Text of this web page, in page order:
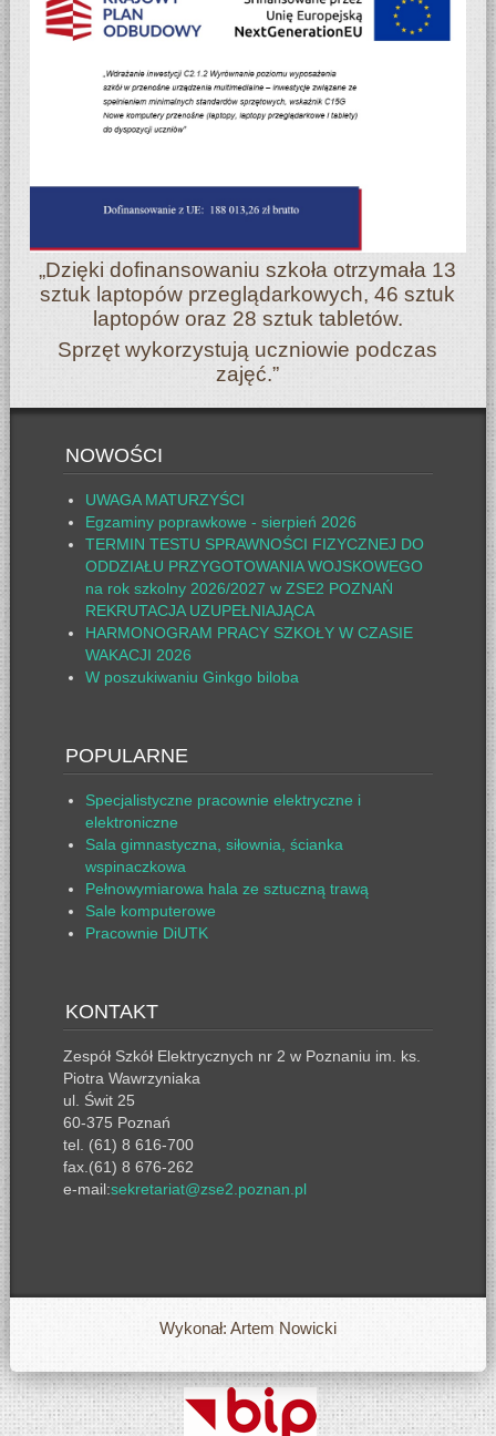
„Dzięki dofinansowaniu szkoła otrzymała 13
sztuk laptopów przeglądarkowych, 46 sztuk
laptopów oraz 28 sztuk tabletów.
Sprzęt wykorzystują uczniowie podczas
zajęć.”
NOWOŚCI
UWAGA MATURZYŚCI
Egzaminy poprawkowe - sierpień 2026
TERMIN TESTU SPRAWNOŚCI FIZYCZNEJ DO
ODDZIAŁU PRZYGOTOWANIA WOJSKOWEGO
na rok szkolny 2026/2027 w ZSE2 POZNAŃ
REKRUTACJA UZUPEŁNIAJĄCA
HARMONOGRAM PRACY SZKOŁY W CZASIE
WAKACJI 2026
W poszukiwaniu Ginkgo biloba
POPULARNE
Specjalistyczne pracownie elektryczne i
elektroniczne
Sala gimnastyczna, siłownia, ścianka
wspinaczkowa
Pełnowymiarowa hala ze sztuczną trawą
Sale komputerowe
Pracownie DiUTK
KONTAKT
Zespół Szkół Elektrycznych nr 2 w Poznaniu im. ks.
Piotra Wawrzyniaka
ul. Świt 25
60-375 Poznań
tel. (61) 8 616-700
fax.(61) 8 676-262
e-mail:sekretariat@zse2.poznan.pl
Wykonał: Artem Nowicki